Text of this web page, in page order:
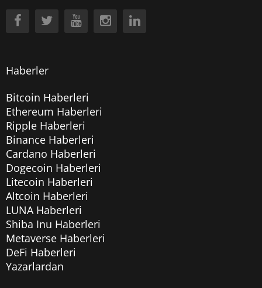
Haberler
Bitcoin Haberleri
Ethereum Haberleri
Ripple Haberleri
Binance Haberleri
Cardano Haberleri
Dogecoin Haberleri
Litecoin Haberleri
Altcoin Haberleri
LUNA Haberleri
Shiba Inu Haberleri
Metaverse Haberleri
DeFi Haberleri
Yazarlardan